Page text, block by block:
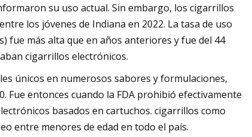
su uso actual. Sin embargo, los cigarrillos
los jóvenes de Indiana en 2022. La tasa de uso
fue más alta que en años anteriores y fue del 44
cigarrillos electrónicos.
únicos en numerosos sabores y formulaciones,
Fue entonces cuando la FDA prohibió efectivamente
basados ​​en cartuchos. cigarrillos como
entre menores de edad en todo el país.